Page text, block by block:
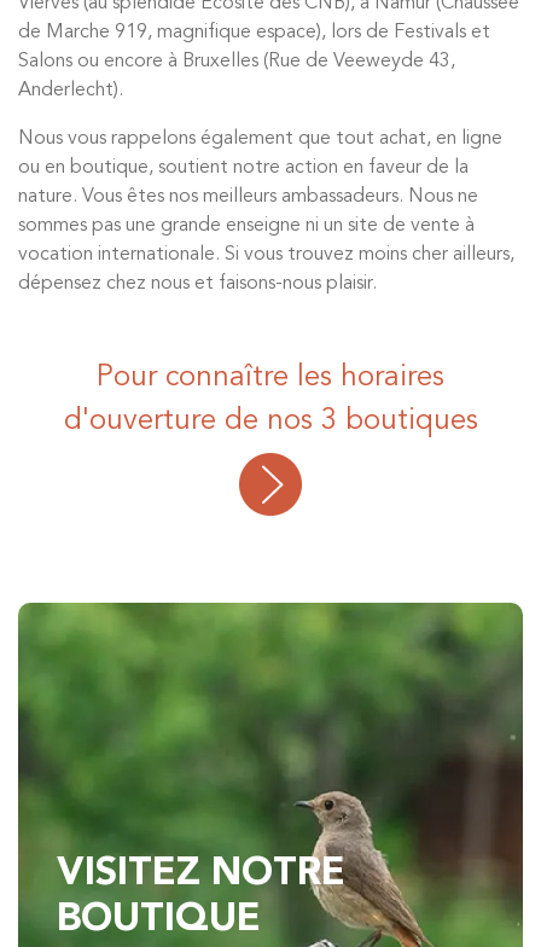
de Marche 919, magnifique espace), lors de Festivals et
Salons ou encore à Bruxelles (Rue de Veeweyde 43,
Anderlecht).
Nous vous rappelons également que tout achat, en ligne
ou en boutique, soutient notre action en faveur de la
nature. Vous êtes nos meilleurs ambassadeurs. Nous ne
sommes pas une grande enseigne ni un site de vente à
vocation internationale. Si vous trouvez moins cher ailleurs,
dépensez chez nous et faisons-nous plaisir.
Pour connaître les horaires
d'ouverture de nos 3 boutiques
VISITEZ NOTRE
BOUTIQUE